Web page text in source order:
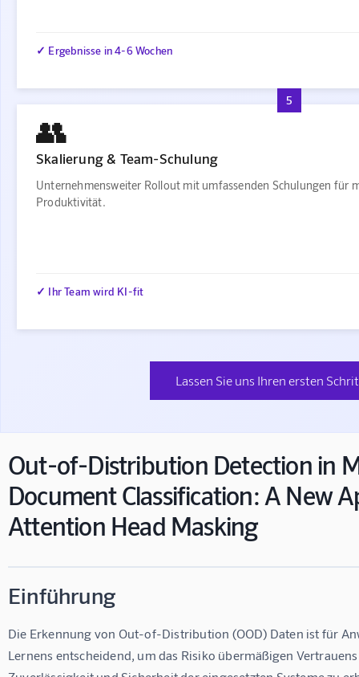
✓ Ergebnisse in 4-6 Wochen
5
👥
Skalierung & Team-Schulung
Unternehmensweiter Rollout mit umfassenden Schulungen für
Produktivität.
✓ Ihr Team wird KI-fit
Lassen Sie uns Ihren ersten
Out-of-Distribution Detection in
Document Classification: A New
Attention Head Masking
Einführung
Die Erkennung von Out-of-Distribution (OOD) Daten ist für
Lernens entscheidend, um das Risiko übermäßigen